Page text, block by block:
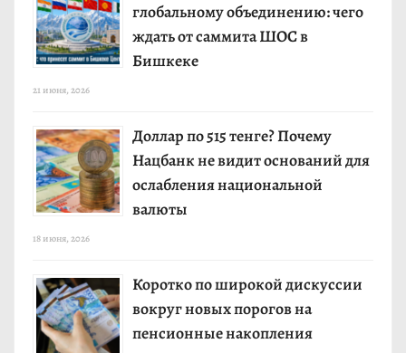
глобальному объединению: чего
ждать от саммита ШОС в
Бишкеке
21 июня, 2026
Доллар по 515 тенге? Почему
Нацбанк не видит оснований для
ослабления национальной
валюты
18 июня, 2026
Коротко по широкой дискуссии
вокруг новых порогов на
пенсионные накопления